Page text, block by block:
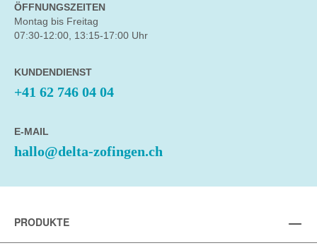
ÖFFNUNGSZEITEN
Montag bis Freitag
07:30-12:00, 13:15-17:00 Uhr
KUNDENDIENST
+41 62 746 04 04
E-MAIL
hallo@delta-zofingen.ch
PRODUKTE